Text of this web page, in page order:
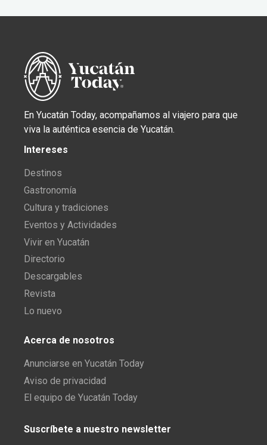
En Yucatán Today, acompañamos al viajero para que
viva la auténtica esencia de Yucatán.
Intereses
Destinos
Gastronomía
Cultura y tradiciones
Eventos y Actividades
Vivir en Yucatán
Directorio
Descargables
Revista
Lo nuevo
Acerca de nosotros
Anunciarse en Yucatán Today
Aviso de privacidad
El equipo de Yucatán Today
Suscríbete a nuestro newsletter